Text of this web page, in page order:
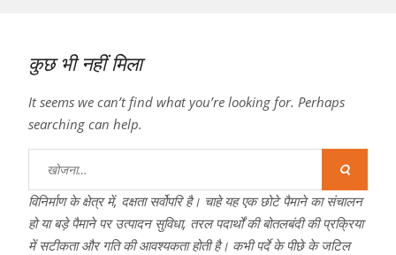
कुछ भी नहीं मिला
It seems we can’t find what you’re looking for. Perhaps
searching can help.
खोजें:
विनिर्माण के क्षेत्र में, दक्षता सर्वोपरि है। चाहे यह एक छोटे पैमाने का संचालन
हो या बड़े पैमाने पर उत्पादन सुविधा, तरल पदार्थों की बोतलबंदी की प्रक्रिया
में सटीकता और गति की आवश्यकता होती है। कभी पर्दे के पीछे के जटिल